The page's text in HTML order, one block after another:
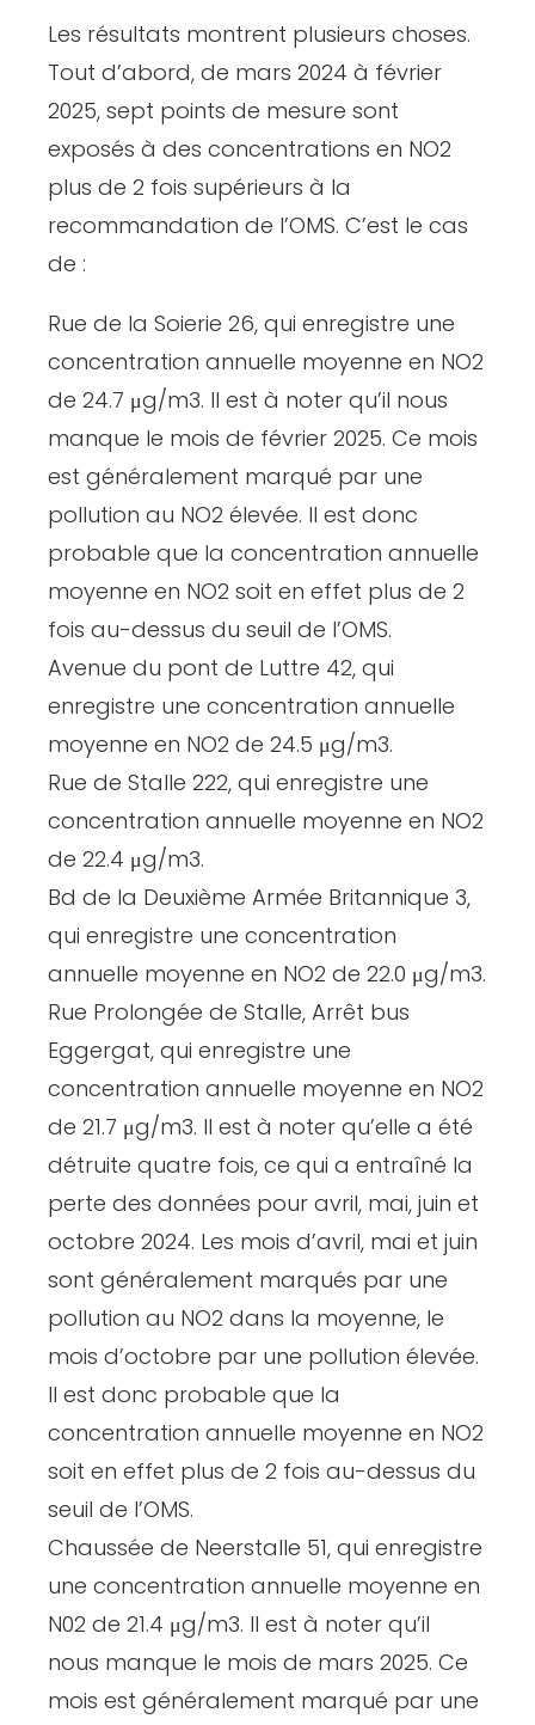
Les résultats montrent plusieurs choses.
Tout d’abord, de mars 2024 à février
2025, sept points de mesure sont
exposés à des concentrations en NO2
plus de 2 fois supérieurs à la
recommandation de l’OMS. C’est le cas
de :
Rue de la Soierie 26, qui enregistre une
concentration annuelle moyenne en NO2
de 24.7 μg/m3. Il est à noter qu’il nous
manque le mois de février 2025. Ce mois
est généralement marqué par une
pollution au NO2 élevée. Il est donc
probable que la concentration annuelle
moyenne en NO2 soit en effet plus de 2
fois au-dessus du seuil de l’OMS.
Avenue du pont de Luttre 42, qui
enregistre une concentration annuelle
moyenne en NO2 de 24.5 μg/m3.
Rue de Stalle 222, qui enregistre une
concentration annuelle moyenne en NO2
de 22.4 μg/m3.
Bd de la Deuxième Armée Britannique 3,
qui enregistre une concentration
annuelle moyenne en NO2 de 22.0 μg/m3.
Rue Prolongée de Stalle, Arrêt bus
Eggergat, qui enregistre une
concentration annuelle moyenne en NO2
de 21.7 μg/m3. Il est à noter qu’elle a été
détruite quatre fois, ce qui a entraîné la
perte des données pour avril, mai, juin et
octobre 2024. Les mois d’avril, mai et juin
sont généralement marqués par une
pollution au NO2 dans la moyenne, le
mois d’octobre par une pollution élevée.
Il est donc probable que la
concentration annuelle moyenne en NO2
soit en effet plus de 2 fois au-dessus du
seuil de l’OMS.
Chaussée de Neerstalle 51, qui enregistre
une concentration annuelle moyenne en
N02 de 21.4 μg/m3. Il est à noter qu’il
nous manque le mois de mars 2025. Ce
mois est généralement marqué par une